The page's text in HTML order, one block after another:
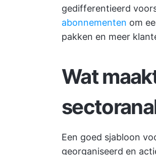
gedifferentieerd
abonnementen om
pakken en meer
Wat
Een goed sjabloon
georganiseerd en